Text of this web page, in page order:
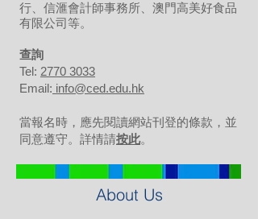
行、信滙會計師事務所、澳門高美好食品
有限公司等。
​查詢
Tel: 2770 3033
Email: info@ced.edu.hk
當報名時，應先閱讀網站刊登的條款，並
同意遵守。詳情請按此。
About Us